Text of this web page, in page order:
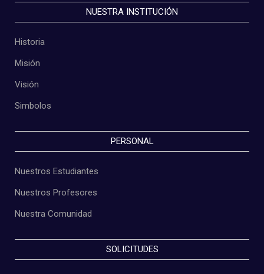
NUESTRA INSTITUCIÓN
Historia
Misión
Visión
Simbolos
PERSONAL
Nuestros Estudiantes
Nuestros Profesores
Nuestra Comunidad
SOLICITUDES